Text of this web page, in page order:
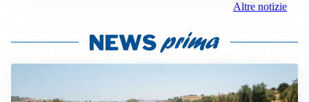
Altre notizie